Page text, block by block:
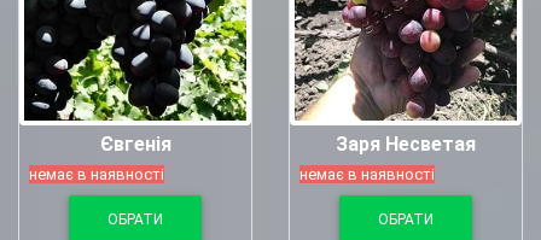
Євгенія
немає в наявності
ОБРАТИ
Заря Несветая
немає в наявності
ОБРАТИ